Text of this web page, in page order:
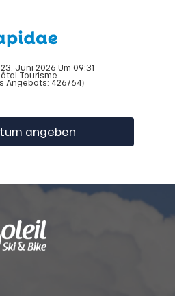
Juni 2026 Um 09:31
Tourisme
Angebots: 426764)
angeben